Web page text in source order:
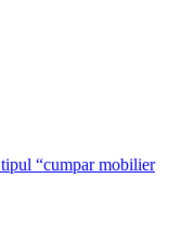
“cumpar mobilier